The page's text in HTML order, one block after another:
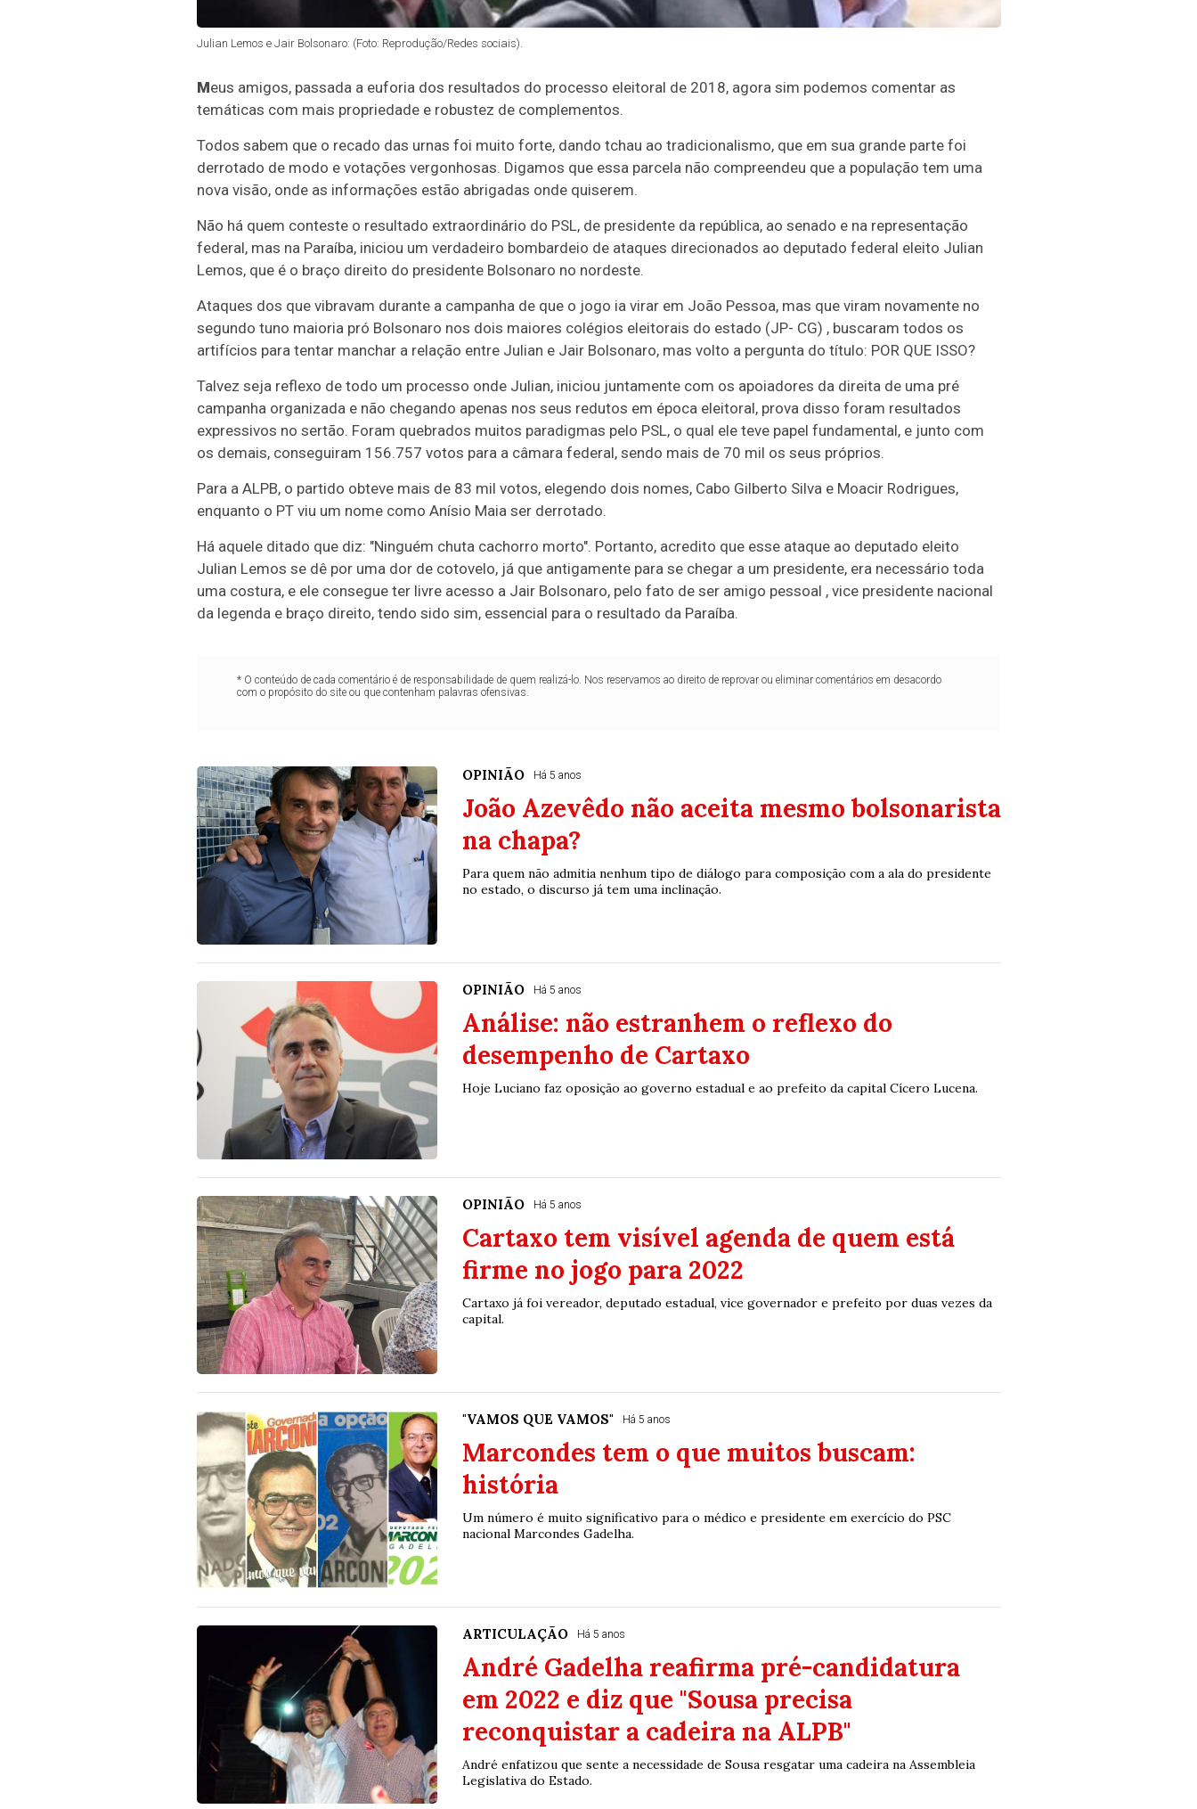
Julian Lemos e Jair Bolsonaro: (Foto: Reprodução/Redes sociais).
Meus amigos, passada a euforia dos resultados do processo eleitoral de 2018, agora sim podemos comentar as
temáticas com mais propriedade e robustez de complementos.
Todos sabem que o recado das urnas foi muito forte, dando tchau ao tradicionalismo, que em sua grande parte foi
derrotado de modo e votações vergonhosas. Digamos que essa parcela não compreendeu que a população tem uma
nova visão, onde as informações estão abrigadas onde quiserem.
Não há quem conteste o resultado extraordinário do PSL, de presidente da república, ao senado e na representação
federal, mas na Paraíba, iniciou um verdadeiro bombardeio de ataques direcionados ao deputado federal eleito Julian
Lemos, que é o braço direito do presidente Bolsonaro no nordeste.
Ataques dos que vibravam durante a campanha de que o jogo ia virar em João Pessoa, mas que viram novamente no
segundo tuno maioria pró Bolsonaro nos dois maiores colégios eleitorais do estado (JP- CG) , buscaram todos os
artifícios para tentar manchar a relação entre Julian e Jair Bolsonaro, mas volto a pergunta do título: POR QUE ISSO?
Talvez seja reflexo de todo um processo onde Julian, iniciou juntamente com os apoiadores da direita de uma pré
campanha organizada e não chegando apenas nos seus redutos em época eleitoral, prova disso foram resultados
expressivos no sertão. Foram quebrados muitos paradigmas pelo PSL, o qual ele teve papel fundamental, e junto com
os demais, conseguiram 156.757 votos para a câmara federal, sendo mais de 70 mil os seus próprios.
Para a ALPB, o partido obteve mais de 83 mil votos, elegendo dois nomes, Cabo Gilberto Silva e Moacir Rodrigues,
enquanto o PT viu um nome como Anísio Maia ser derrotado.
Há aquele ditado que diz: "Ninguém chuta cachorro morto". Portanto, acredito que esse ataque ao deputado eleito
Julian Lemos se dê por uma dor de cotovelo, já que antigamente para se chegar a um presidente, era necessário toda
uma costura, e ele consegue ter livre acesso a Jair Bolsonaro, pelo fato de ser amigo pessoal , vice presidente nacional
da legenda e braço direito, tendo sido sim, essencial para o resultado da Paraíba.
* O conteúdo de cada comentário é de responsabilidade de quem realizá-lo. Nos reservamos ao direito de reprovar ou eliminar comentários em desacordo
com o propósito do site ou que contenham palavras ofensivas.
OPINIÃO Há 5 anos
João Azevêdo não aceita mesmo bolsonarista
na chapa?
Para quem não admitia nenhum tipo de diálogo para composição com a ala do presidente
no estado, o discurso já tem uma inclinação.
OPINIÃO Há 5 anos
Análise: não estranhem o reflexo do
desempenho de Cartaxo
Hoje Luciano faz oposição ao governo estadual e ao prefeito da capital Cícero Lucena.
OPINIÃO Há 5 anos
Cartaxo tem visível agenda de quem está
firme no jogo para 2022
Cartaxo já foi vereador, deputado estadual, vice governador e prefeito por duas vezes da
capital.
"VAMOS QUE VAMOS" Há 5 anos
Marcondes tem o que muitos buscam:
história
Um número é muito significativo para o médico e presidente em exercício do PSC
nacional Marcondes Gadelha.
ARTICULAÇÃO Há 5 anos
André Gadelha reafirma pré-candidatura
em 2022 e diz que "Sousa precisa
reconquistar a cadeira na ALPB"
André enfatizou que sente a necessidade de Sousa resgatar uma cadeira na Assembleia
Legislativa do Estado.